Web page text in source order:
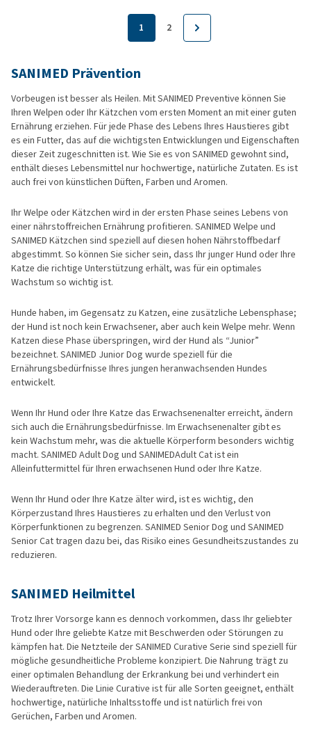
1 2
SANIMED Prävention
Vorbeugen ist besser als Heilen. Mit SANIMED Preventive können Sie
Ihren Welpen oder Ihr Kätzchen vom ersten Moment an mit einer guten
Ernährung erziehen. Für jede Phase des Lebens Ihres Haustieres gibt
es ein Futter, das auf die wichtigsten Entwicklungen und Eigenschaften
dieser Zeit zugeschnitten ist. Wie Sie es von SANIMED gewohnt sind,
enthält dieses Lebensmittel nur hochwertige, natürliche Zutaten. Es ist
auch frei von künstlichen Düften, Farben und Aromen.
Ihr Welpe oder Kätzchen wird in der ersten Phase seines Lebens von
einer nährstoffreichen Ernährung profitieren. SANIMED Welpe und
SANIMED Kätzchen sind speziell auf diesen hohen Nährstoffbedarf
abgestimmt. So können Sie sicher sein, dass Ihr junger Hund oder Ihre
Katze die richtige Unterstützung erhält, was für ein optimales
Wachstum so wichtig ist.
Hunde haben, im Gegensatz zu Katzen, eine zusätzliche Lebensphase;
der Hund ist noch kein Erwachsener, aber auch kein Welpe mehr. Wenn
Katzen diese Phase überspringen, wird der Hund als “Junior”
bezeichnet. SANIMED Junior Dog wurde speziell für die
Ernährungsbedürfnisse Ihres jungen heranwachsenden Hundes
entwickelt.
Wenn Ihr Hund oder Ihre Katze das Erwachsenenalter erreicht, ändern
sich auch die Ernährungsbedürfnisse. Im Erwachsenenalter gibt es
kein Wachstum mehr, was die aktuelle Körperform besonders wichtig
macht. SANIMED Adult Dog und SANIMEDAdult Cat ist ein
Alleinfuttermittel für Ihren erwachsenen Hund oder Ihre Katze.
Wenn Ihr Hund oder Ihre Katze älter wird, ist es wichtig, den
Körperzustand Ihres Haustieres zu erhalten und den Verlust von
Körperfunktionen zu begrenzen. SANIMED Senior Dog und SANIMED
Senior Cat tragen dazu bei, das Risiko eines Gesundheitszustandes zu
reduzieren.
SANIMED Heilmittel
Trotz Ihrer Vorsorge kann es dennoch vorkommen, dass Ihr geliebter
Hund oder Ihre geliebte Katze mit Beschwerden oder Störungen zu
kämpfen hat. Die Netzteile der SANIMED Curative Serie sind speziell für
mögliche gesundheitliche Probleme konzipiert. Die Nahrung trägt zu
einer optimalen Behandlung der Erkrankung bei und verhindert ein
Wiederauftreten. Die Linie Curative ist für alle Sorten geeignet, enthält
hochwertige, natürliche Inhaltsstoffe und ist natürlich frei von
Gerüchen, Farben und Aromen.